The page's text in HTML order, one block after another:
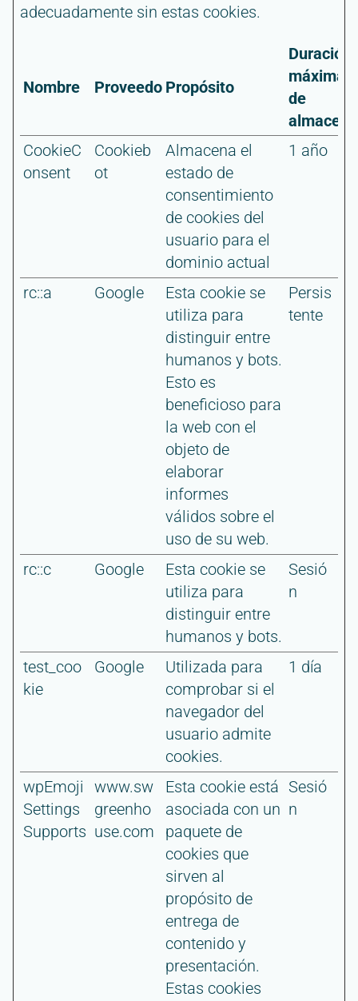
adecuadamente sin estas cookies.
Nombre ProveedorPropósito
Duración
máxima
de
CookieC
onsent
Cookieb
ot
Almacena el
estado de
consentimiento
de cookies del
usuario para el
dominio actual
1 año
rc::a Google
Esta cookie se
utiliza para
distinguir entre
humanos y bots.
Esto es
beneficioso para
la web con el
objeto de
elaborar
informes
válidos sobre el
uso de su web.
Persis
tente
rc::c Google
Esta cookie se
utiliza para
distinguir entre
humanos y bots.
Sesió
n
test_coo
kie
Google
Utilizada para
comprobar si el
navegador del
usuario admite
cookies.
1 día
wpEmoji
Settings
Supports
www.sw
greenho
use.com
Esta cookie está
asociada con un
paquete de
cookies que
sirven al
propósito de
entrega de
contenido y
presentación.
Estas cookies
Sesió
n